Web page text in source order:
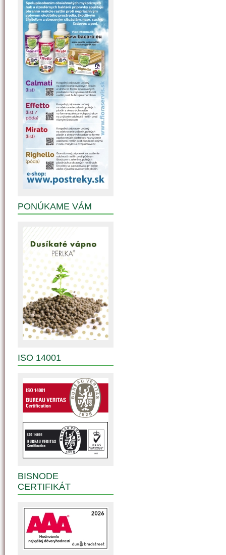
PONÚKAME VÁM
ISO 14001
BISNODE
CERTIFIKÁT